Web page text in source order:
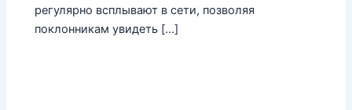
регулярно всплывают в сети, позволяя
поклонникам увидеть […]